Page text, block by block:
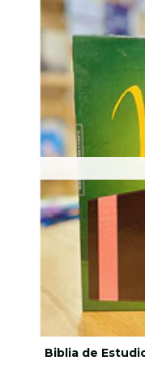
Biblia de